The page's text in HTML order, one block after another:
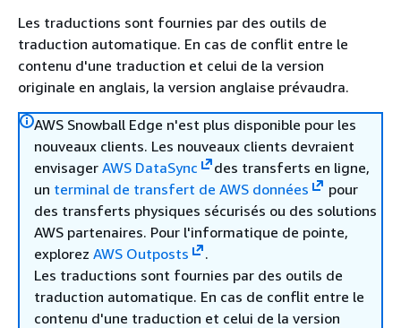
Les traductions sont fournies par des outils de
traduction automatique. En cas de conflit entre le
contenu d'une traduction et celui de la version
originale en anglais, la version anglaise prévaudra.
AWS Snowball Edge n'est plus disponible pour les
nouveaux clients. Les nouveaux clients devraient
envisager AWS DataSync
des transferts en ligne,
un terminal de transfert de AWS données
pour
des transferts physiques sécurisés ou des solutions
AWS partenaires. Pour l'informatique de pointe,
explorez AWS Outposts
.
Les traductions sont fournies par des outils de
traduction automatique. En cas de conflit entre le
contenu d'une traduction et celui de la version